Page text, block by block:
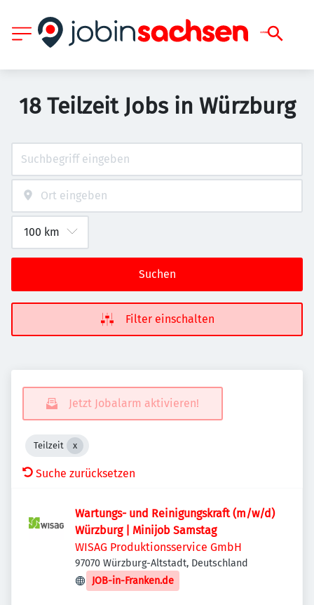
18 Teilzeit Jobs in Würzburg
Suchen
Filter einschalten
Jetzt Jobalarm aktivieren!
Teilzeit
Suche zurücksetzen
Wartungs- und Reinigungskraft (m/w/d)
Würzburg | Minijob Samstag
WISAG Produktionsservice GmbH
97070 Würzburg-Altstadt, Deutschland
JOB-in-Franken.de